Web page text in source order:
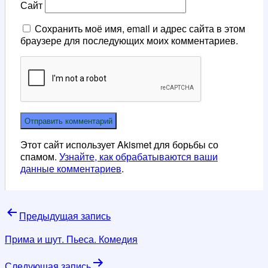
Сайт
Сохранить моё имя, email и адрес сайта в этом
браузере для последующих моих комментариев.
Этот сайт использует Akismet для борьбы со
спамом. Узнайте, как обрабатываются ваши
данные комментариев.
Навигация
по
Предыдущая запись
Прима и шут. Пьеса. Комедия